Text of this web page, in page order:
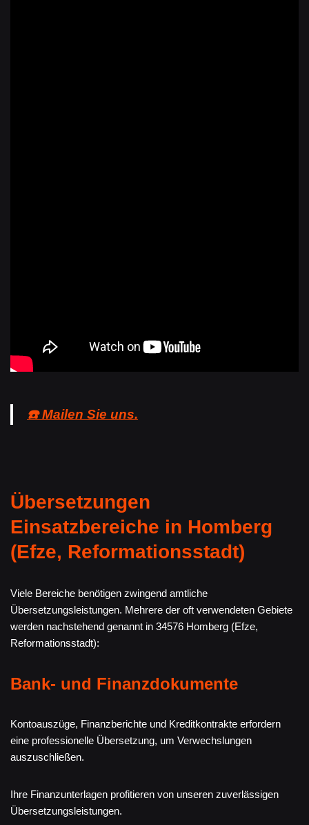
☎️ Mailen Sie uns.
Übersetzungen
Einsatzbereiche in Homberg
(Efze, Reformationsstadt)
Viele Bereiche benötigen zwingend amtliche
Übersetzungsleistungen. Mehrere der oft verwendeten Gebiete
werden nachstehend genannt in 34576 Homberg (Efze,
Reformationsstadt):
Bank- und Finanzdokumente
Kontoauszüge, Finanzberichte und Kreditkontrakte erfordern
eine professionelle Übersetzung, um Verwechslungen
auszuschließen.
Ihre Finanzunterlagen profitieren von unseren zuverlässigen
Übersetzungsleistungen.